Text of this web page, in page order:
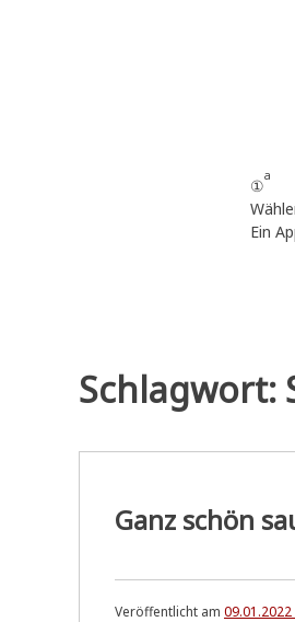
①
a
Ein
Schlagwort:
Ganz schön
Veröffentlicht am 09.01.2022